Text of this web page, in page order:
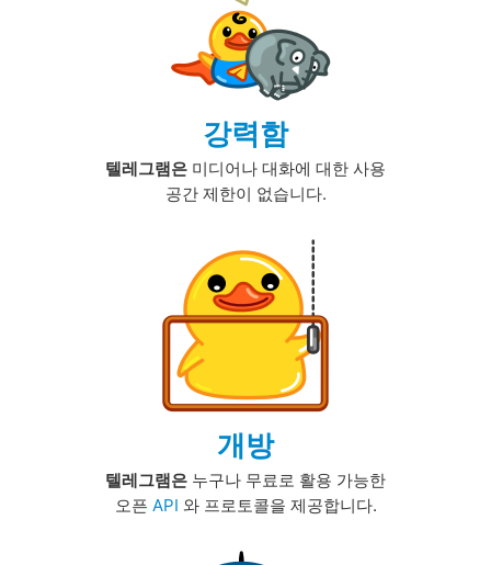
강력함
텔레그램은 미디어나 대화에 대한 사용
공간 제한이 없습니다.
개방
텔레그램은 누구나 무료로 활용 가능한
오픈 API 와 프로토콜을 제공합니다.